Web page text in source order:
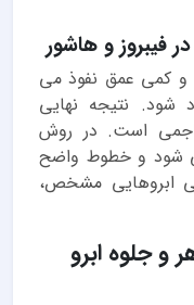
فیبروز و هاشور
کمی عمق نفوذ می
شود. نتیجه نهایی
است. در روش
شود و خطوط واضح
ابروهایی مشخص،
و جلوه ابرو